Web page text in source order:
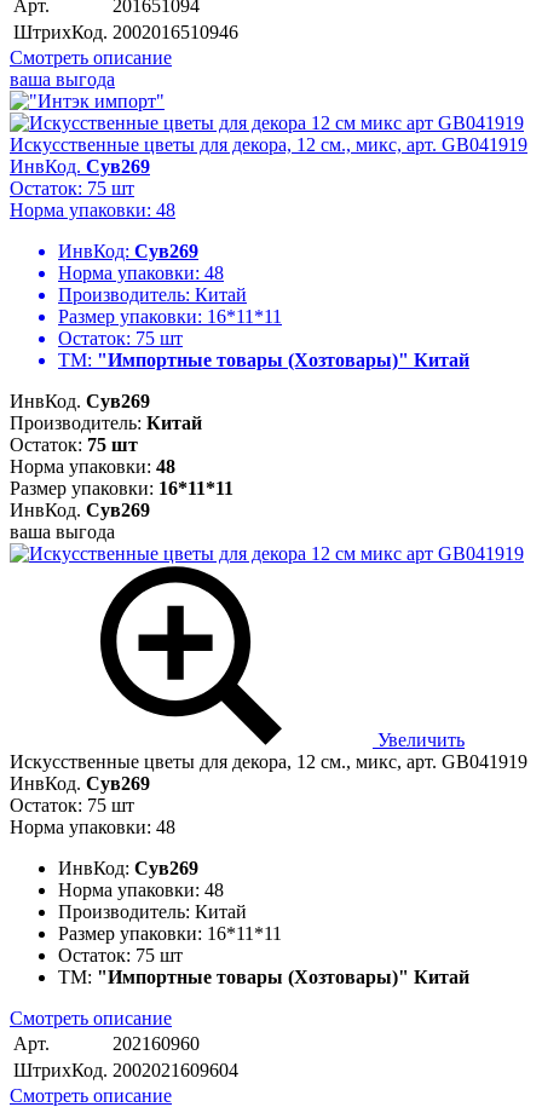
Арт.
201651094
ШтрихКод. 2002016510946
Смотреть описание
ваша выгода
Искусственные цветы для декора, 12 см., микс, арт. GB041919
ИнвКод. Сув269
Остаток: 75 шт
Норма упаковки: 48
ИнвКод: Сув269
Норма упаковки: 48
Производитель: Китай
Размер упаковки: 16*11*11
Остаток: 75 шт
ТМ: "Импортные товары (Хозтовары)" Китай
ИнвКод. Сув269
Производитель: Китай
Остаток: 75 шт
Норма упаковки: 48
Размер упаковки: 16*11*11
ИнвКод. Сув269
ваша выгода
Увеличить
Искусственные цветы для декора, 12 см., микс, арт. GB041919
ИнвКод. Сув269
Остаток: 75 шт
Норма упаковки: 48
ИнвКод: Сув269
Норма упаковки: 48
Производитель: Китай
Размер упаковки: 16*11*11
Остаток: 75 шт
ТМ: "Импортные товары (Хозтовары)" Китай
Смотреть описание
Арт.
202160960
ШтрихКод. 2002021609604
Смотреть описание